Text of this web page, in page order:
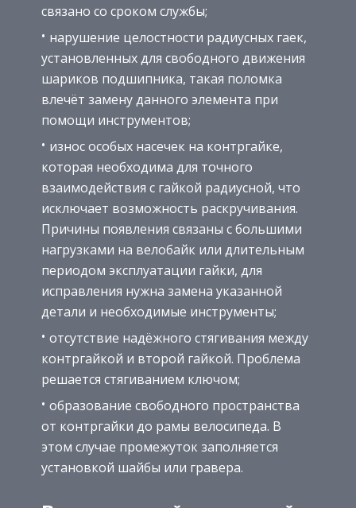
связано со сроком службы;
нарушение целостности радиусных гаек,
установленных для свободного движения
шариков подшипника, такая поломка
влечёт замену данного элемента при
помощи инструментов;
износ особых насечек на контргайке,
которая необходима для точного
взаимодействия с гайкой радиусной, что
исключает возможность раскручивания.
Причины появления связаны с большими
нагрузками на велобайк или длительным
периодом эксплуатации гайки, для
исправления нужна замена указанной
детали и необходимые инструменты;
отсутствие надёжного стягивания между
контргайкой и второй гайкой. Проблема
решается стягиванием ключом;
образование свободного пространства
от контргайки до рамы велосипеда. В
этом случае промежуток заполняется
установкой шайбы или гравера.